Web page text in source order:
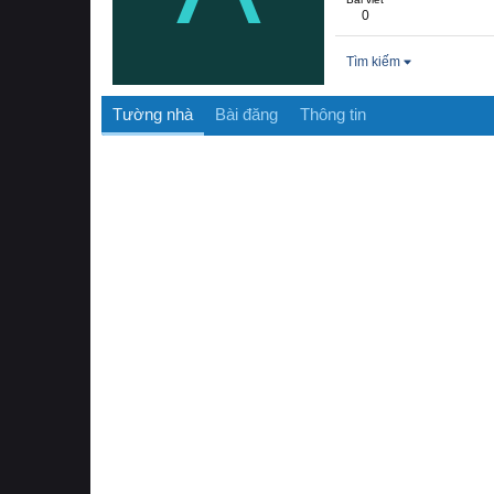
0
Tìm kiếm
Tường nhà Bài đăng Thông tin